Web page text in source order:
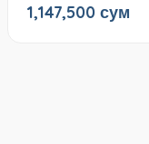
1,147,500 сум